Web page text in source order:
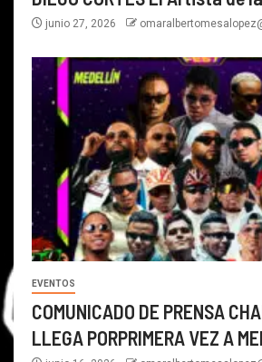
junio 27, 2026
EVENTOS
COMUNICADO DE PRENSA
LLEGA PORPRIMERA VEZ A